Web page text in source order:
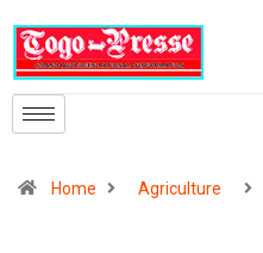
Home Agriculture